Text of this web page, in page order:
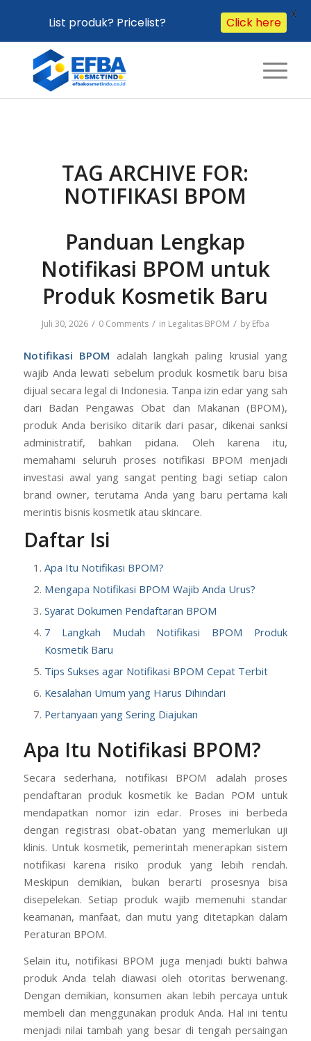
TAG ARCHIVE FOR:
NOTIFIKASI BPOM
Panduan Lengkap
Notifikasi BPOM untuk
Produk Kosmetik Baru
Juli 30, 2026 / 0 Comments / in Legalitas BPOM / by Efba
Notifikasi BPOM adalah langkah paling krusial yang
wajib Anda lewati sebelum produk kosmetik baru bisa
dijual secara legal di Indonesia. Tanpa izin edar yang sah
dari Badan Pengawas Obat dan Makanan (BPOM),
produk Anda berisiko ditarik dari pasar, dikenai sanksi
administratif, bahkan pidana. Oleh karena itu,
memahami seluruh proses notifikasi BPOM menjadi
investasi awal yang sangat penting bagi setiap calon
brand owner, terutama Anda yang baru pertama kali
merintis bisnis kosmetik atau skincare.
Daftar Isi
Apa Itu Notifikasi BPOM?
Mengapa Notifikasi BPOM Wajib Anda Urus?
Syarat Dokumen Pendaftaran BPOM
7 Langkah Mudah Notifikasi BPOM Produk
Kosmetik Baru
Tips Sukses agar Notifikasi BPOM Cepat Terbit
Kesalahan Umum yang Harus Dihindari
Pertanyaan yang Sering Diajukan
Apa Itu Notifikasi BPOM?
Secara sederhana, notifikasi BPOM adalah proses
pendaftaran produk kosmetik ke Badan POM untuk
mendapatkan nomor izin edar. Proses ini berbeda
dengan registrasi obat-obatan yang memerlukan uji
klinis. Untuk kosmetik, pemerintah menerapkan sistem
notifikasi karena risiko produk yang lebih rendah.
Meskipun demikian, bukan berarti prosesnya bisa
disepelekan. Setiap produk wajib memenuhi standar
keamanan, manfaat, dan mutu yang ditetapkan dalam
Peraturan BPOM.
Selain itu, notifikasi BPOM juga menjadi bukti bahwa
produk Anda telah diawasi oleh otoritas berwenang.
Dengan demikian, konsumen akan lebih percaya untuk
membeli dan menggunakan produk Anda. Hal ini tentu
menjadi nilai tambah yang besar di tengah persaingan
List produk? Pricelist? Click here
X